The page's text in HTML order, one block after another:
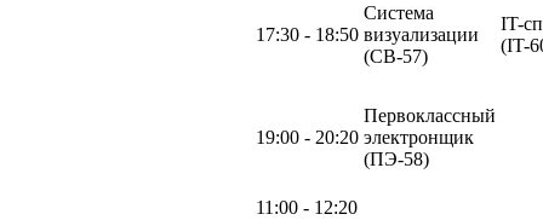
17:30 - 18:50
Система
визуализации
(СВ-57)
IT-
(IT-
19:00 - 20:20
Первоклассный
электронщик
(ПЭ-58)
11:00 - 12:20